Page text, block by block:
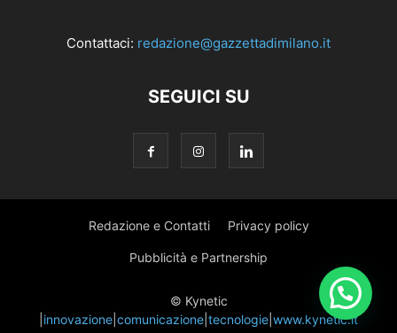
Contattaci: redazione@gazzettadimilano.it
SEGUICI SU
Redazione e Contatti Privacy policy
Pubblicità e Partnership
© Kynetic
innovazione comunicazione tecnologie www.kynetic.it